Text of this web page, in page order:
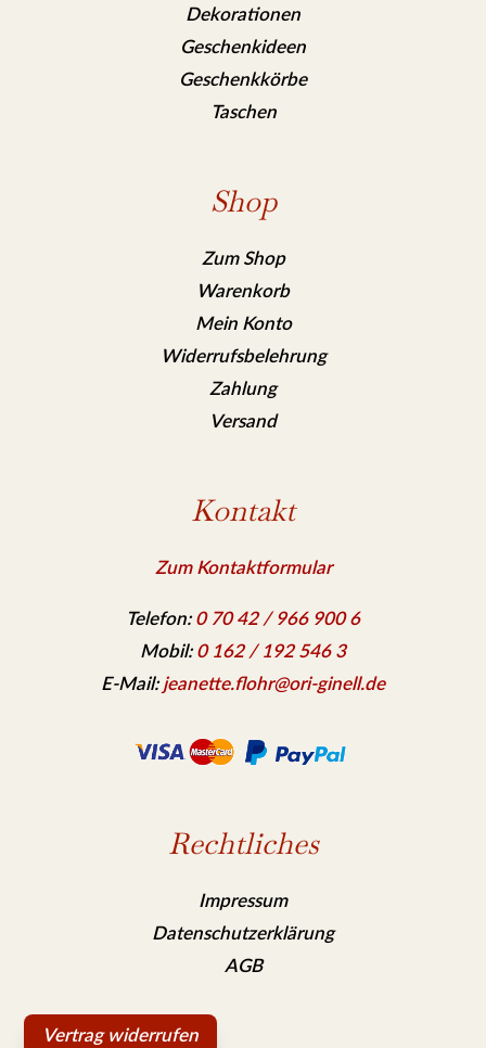
Dekorationen
Geschenkideen
Geschenkkörbe
Taschen
Shop
Zum Shop
Warenkorb
Mein Konto
Widerrufsbelehrung
Zahlung
Versand
Kontakt
Zum Kontaktformular
Telefon:0 70 42 / 966 900 6
Mobil:0 162 / 192 546 3
E-Mail: jeanette.flohr@ori-ginell.de
Rechtliches
Impressum
Datenschutzerklärung
AGB
Vertrag widerrufen